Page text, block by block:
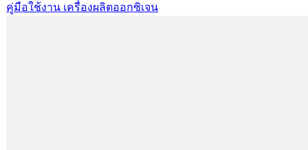
คู่มือใช้งาน เครื่องผลิตออกซิเจน